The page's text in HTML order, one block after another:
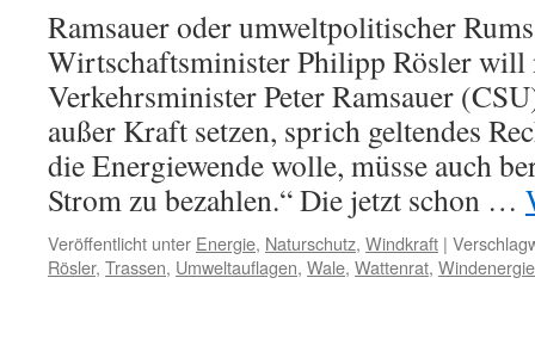
Ramsauer oder umweltpolitischer
Wirtschaftsminister Philipp Rösler will
Verkehrsminister Peter Ramsauer
außer Kraft setzen, sprich geltendes
die Energiewende wolle, müsse auch
Strom zu bezahlen.“ Die jetzt schon …
Veröffentlicht unter Energie, Naturschutz, Windkraft |
Rösler, Trassen, Umweltauflagen, Wale, Wattenrat, Windenergie